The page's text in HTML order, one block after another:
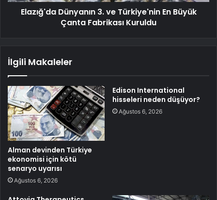
Elazığ'da Dünyanın 3. ve Türkiye'nin En Büyük
Çanta Fabrikası Kuruldu
İlgili Makaleler
Alman devinden Türkiye
ekonomisi için kötü
senaryo uyarısı
Ağustos 6, 2026
Edison International
hisseleri neden düşüyor?
Ağustos 6, 2026